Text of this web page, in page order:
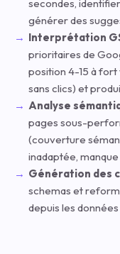
secondes,
générer des
Interprétation
prioritaires de
position 4-15 à
sans clics) et
Analyse
pages sous-
(couverture
inadaptée, manque
Génération des
schemas et
depuis les